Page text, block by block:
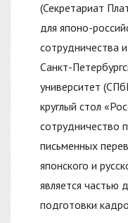
(Секретариат
для японо-
сотрудничества
Санкт-
университет
круглый стол
сотрудничество
письменных
японского и
является частью
подготовки